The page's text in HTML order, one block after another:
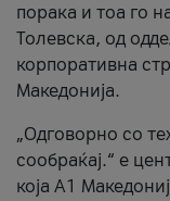
порака и тоа го
Толевска, од
корпоративна
Македонија.
„Одговорно со
сообраќај.“ е
која A1